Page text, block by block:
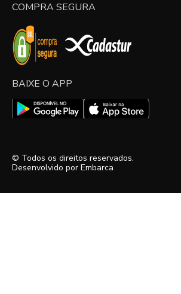
COMPRA SEGURA
BAIXE O APP
© Todos os direitos reservados.
Desenvolvido por Embarca